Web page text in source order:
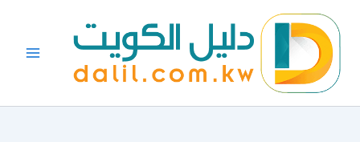
المحتوى